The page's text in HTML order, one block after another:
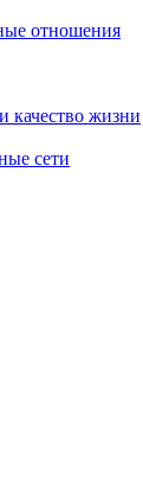
отношения
качество жизни
сети